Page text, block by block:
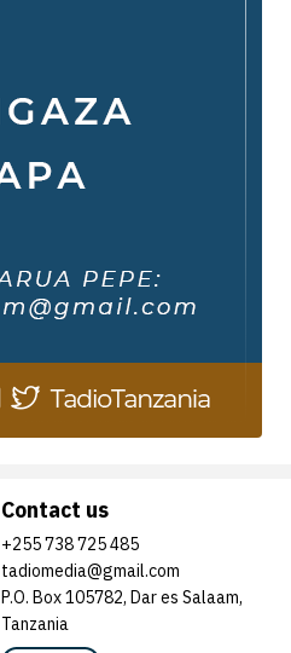
Contact us
+255 738 725 485
tadiomedia@gmail.com
P.O. Box 105782, Dar es Salaam,
Tanzania